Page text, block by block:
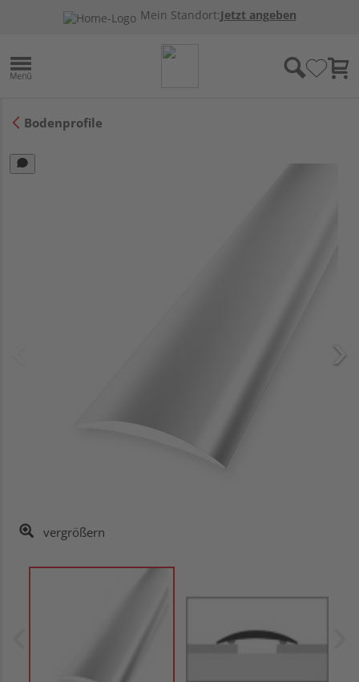
Mein Standort:Jetzt angeben
Bodenprofile
vergrößern